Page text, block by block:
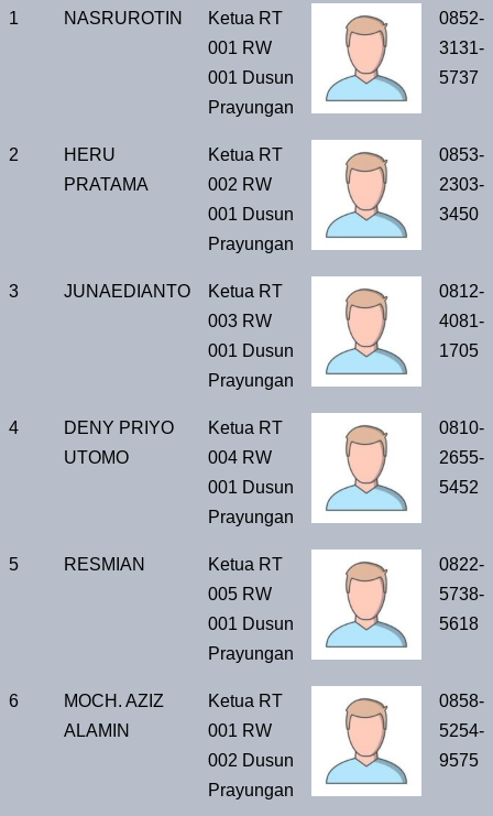
No
Nama
Jabatan Foto
No
Telp/
1 NASRUROTIN
Ketua RT
001 RW
001 Dusun
Prayungan
0852-
3131-
5737
2
HERU
PRATAMA
Ketua RT
002 RW
001 Dusun
Prayungan
0853-
2303-
3450
3 JUNAEDIANTO
Ketua RT
003 RW
001 Dusun
Prayungan
0812-
4081-
1705
4
DENY PRIYO
UTOMO
Ketua RT
004 RW
001 Dusun
Prayungan
0810-
2655-
5452
5 RESMIAN
Ketua RT
005 RW
001 Dusun
Prayungan
0822-
5738-
5618
6
MOCH. AZIZ
ALAMIN
Ketua RT
001 RW
002 Dusun
Prayungan
0858-
5254-
9575